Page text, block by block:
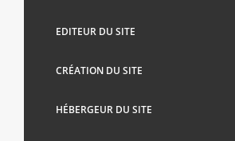
EDITEUR DU SITE
CRÉATION DU SITE
HÉBERGEUR DU SITE